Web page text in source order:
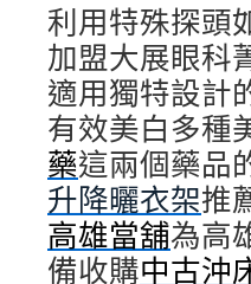
利用特殊探頭
加盟大展眼科
適用獨特設計
有效美白多種
藥這兩個藥品
升降曬衣架推
高雄當舖為高
備收購中古沖